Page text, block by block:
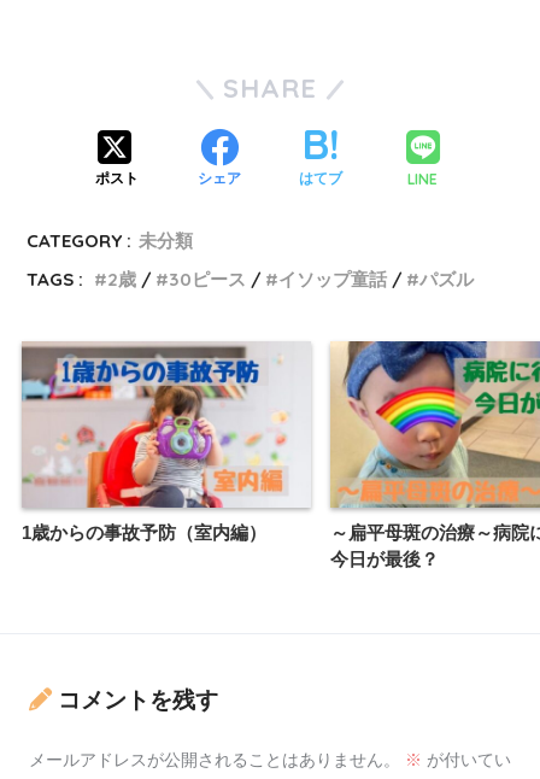
SHARE
ポスト シェア はてブ LINE
CATEGORY : 未分類
TAGS :
2歳 30ピース イソップ童話 パズル
1歳からの事故予防（室内編）
～扁平母斑の治療～病院
今日が最後？
コメントを残す
メールアドレスが公開されることはありません。 ※ が付いてい